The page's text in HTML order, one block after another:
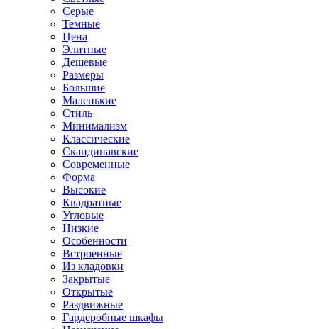
Серые
Темные
Цена
Элитные
Дешевые
Размеры
Большие
Маленькие
Стиль
Минимализм
Классические
Скандинавские
Современные
Форма
Высокие
Квадратные
Угловые
Низкие
Особенности
Встроенные
Из кладовки
Закрытые
Открытые
Раздвижные
Гардеробные шкафы